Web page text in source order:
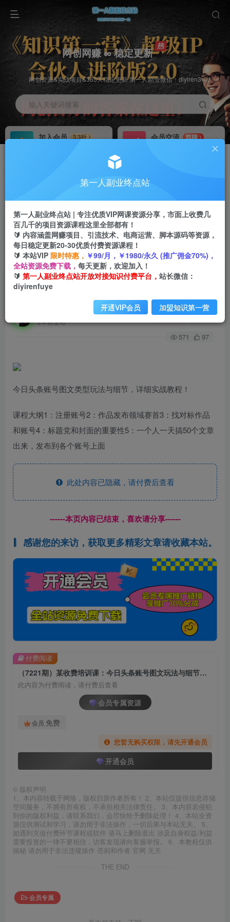
网创网赚 ∞ 稳定更新
网创资源&实战项目&365天稳定更新 第一人副业微信：diyiren3
输入关键词搜索
加入会员
3.3折
会员交流
群聊
推广返佣高达70%
首页 创业课程 会员专属 正文
（7221期）某收费培训课：今日头条账号图文玩
法与细节，一个人一天搞50个文章
第一人副业终点站
2年前发布
关注 私信
571 97
今日头条账号图文类型玩法与细节，详细实战教程！
课程大纲1：注册账号2：作品发布领域赛首3：找对标作品
和账号4：标题党和封面的重要性5：一个人一天搞50个文章
出来，发布到各个账号上面
此处内容已隐藏，请付费后查看
------本页内容已结束，喜欢请分享------
感谢您的来访，获取更多精彩文章请收藏本站。
（7221期）某收费培训课：今日头条账号图文玩法与细节，一个人一天搞50个文章
此内容为付费阅读，请付费后查看
会员专属资源
会员 免费
您暂无购买权限，请先开通会员
开通会员
付费阅读
© 版权声明
1、本内容转载于网络，版权归原作者所有！ 2、本站仅提供信息存储
空间服务，不拥有所有权，不承担相关法律责任。 3、本内容若侵犯
到你的版权利益，请联系我们，会尽快给予删除处理！ 4、本站全资
源仅供测试和学习，请勿用于非法操作，一切后果与本站无关。 5、
如遇到充值付费环节课程或软件 请马上删除退出 涉及自身权益/利益
需要投资的一律不要相信，访客发现请向客服举报。 6、本教程仅供
揭秘 请勿用于非法违规操作 否则和作者 官网 无关
THE END
会员专属
第一人副业终点站
第一人副业终点站 | 专注优质VIP网课资源分享，市面上收费几
百几千的项目资源课程这里全部都有！
🔰 内容涵盖网赚项目、引流技术、电商运营、脚本源码等资源，
每日稳定更新20-30优质付费资源课程！
🔰 本站VIP 限时特惠， ￥99/月，￥1980/永久 (推广佣金70%)，
全站资源免费下载， 每天更新，欢迎加入！
🔰 第一人副业终点站开放对接知识付费平台， 站长微信：
diyirenfuye
开通VIP会员 加盟知识第一营